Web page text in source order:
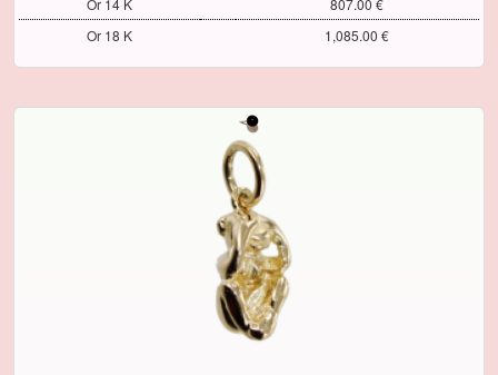
Or 14 K
807.00 €
Or 18 K
1,085.00 €